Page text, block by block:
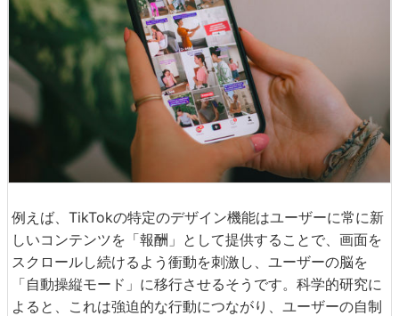
例えば、TikTokの特定のデザイン機能はユーザーに常に新
しいコンテンツを「報酬」として提供することで、画面を
スクロールし続けるよう衝動を刺激し、ユーザーの脳を
「自動操縦モード」に移行させるそうです。科学的研究に
よると、これは強迫的な行動につながり、ユーザーの自制